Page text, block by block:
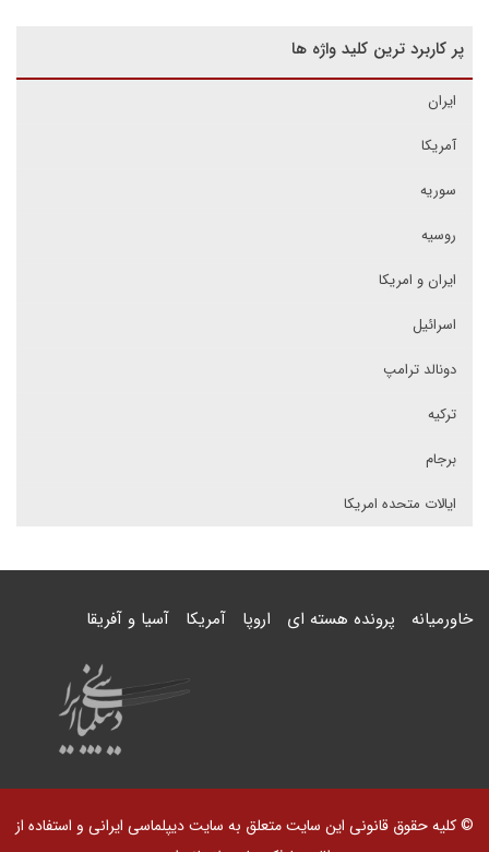
پر کاربرد ترین کلید واژه ها
ایران
آمریکا
سوریه
روسیه
ایران و امریکا
اسرائیل
دونالد ترامپ
ترکیه
برجام
ایالات متحده امریکا
خاورمیانه پرونده هسته ای اروپا آمریکا آسیا و آفریقا
© کلیه حقوق قانونی این سایت متعلق به سایت دیپلماسی ایرانی و استفاده از